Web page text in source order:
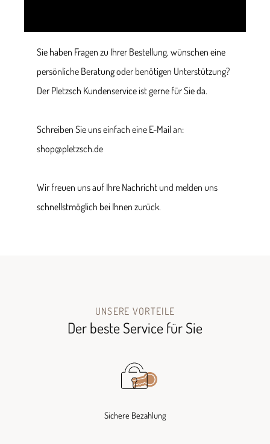
Sie haben Fragen zu Ihrer Bestellung, wünschen eine
persönliche Beratung oder benötigen Unterstützung?
Der Pletzsch Kundenservice ist gerne für Sie da.
Schreiben Sie uns einfach eine E-Mail an:
shop@pletzsch.de
Wir freuen uns auf Ihre Nachricht und melden uns
schnellstmöglich bei Ihnen zurück.
UNSERE VORTEILE
Der beste Service für Sie
Sichere Bezahlung